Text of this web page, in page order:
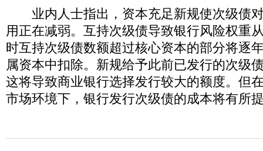
业内人士指出，资本充足新规使次级债
用正在减弱。互持次级债导致银行风险权重
时互持次级债数额超过核心资本的部分将逐
属资本中扣除。新规给予此前已发行的次级
这将导致商业银行选择发行较大的额度。但
市场环境下，银行发行次级债的成本将有所